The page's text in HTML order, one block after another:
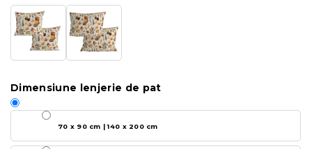
Dimensiune lenjerie de pat
70 x 90 cm | 140 x 200 cm